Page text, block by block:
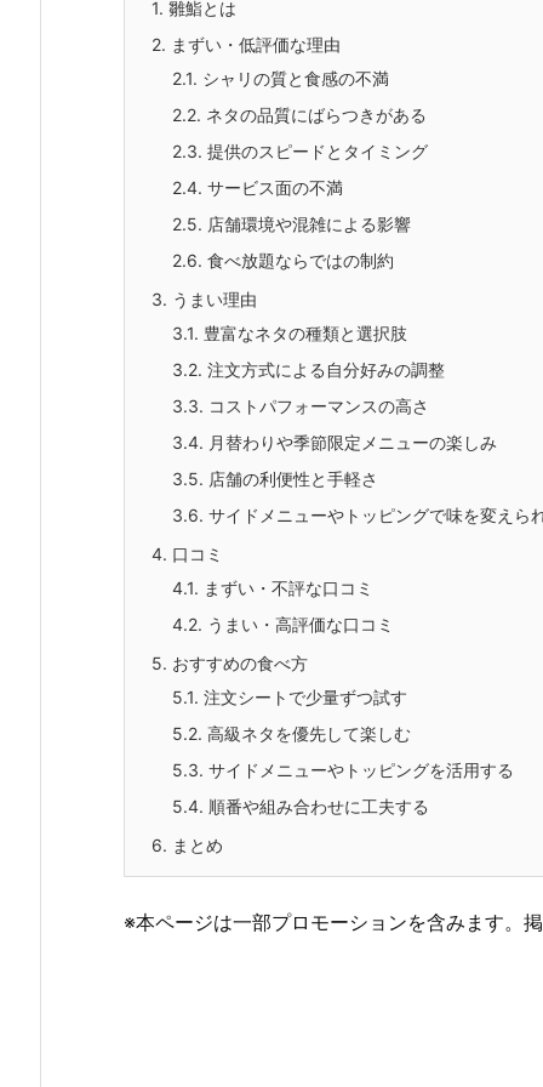
1. 雛鮨とは
2. まずい・低評価な理由
2.1. シャリの質と食感の不満
2.2. ネタの品質にばらつきがある
2.3. 提供のスピードとタイミング
2.4. サービス面の不満
2.5. 店舗環境や混雑による影響
2.6. 食べ放題ならではの制約
3. うまい理由
3.1. 豊富なネタの種類と選択肢
3.2. 注文方式による自分好みの調整
3.3. コストパフォーマンスの高さ
3.4. 月替わりや季節限定メニューの楽しみ
3.5. 店舗の利便性と手軽さ
3.6. サイドメニューやトッピングで味を変えら
4. 口コミ
4.1. まずい・不評な口コミ
4.2. うまい・高評価な口コミ
5. おすすめの食べ方
5.1. 注文シートで少量ずつ試す
5.2. 高級ネタを優先して楽しむ
5.3. サイドメニューやトッピングを活用する
5.4. 順番や組み合わせに工夫する
6. まとめ
※本ページは一部プロモーションを含みます。